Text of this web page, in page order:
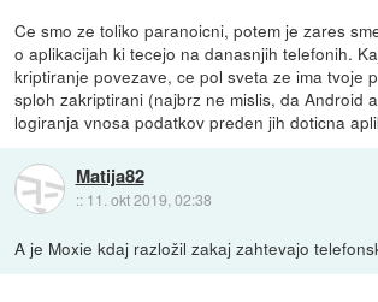
Ce smo ze toliko paranoicni, potem je zares
o aplikacijah ki tecejo na danasnjih telefonih.
kriptiranje povezave, ce pol sveta ze ima tvoje
sploh zakriptirani (najbrz ne mislis, da Android
logiranja vnosa podatkov preden jih doticna
Matija82
:: 11. okt 2019, 02:38
A je Moxie kdaj razložil zakaj zahtevajo